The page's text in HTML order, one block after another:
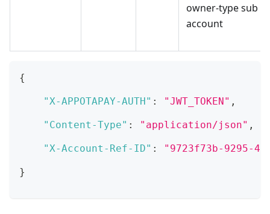
owner-type sub
account
{
"X-APPOTAPAY-AUTH" : "JWT_TOKEN" ,
"Content-Type" : "application/json" ,
"X-Account-Ref-ID" : "9723f73b-9295-
}